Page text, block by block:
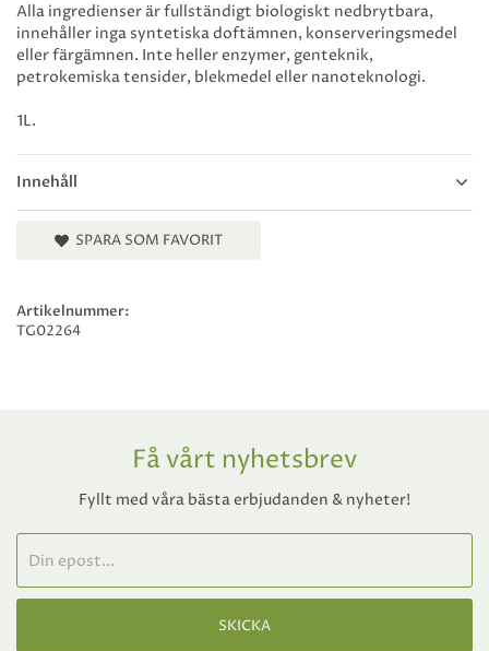
Innehåll
Alla ingredienser är fullständigt biologiskt nedbrytbara,
innehåller inga syntetiska doftämnen, konserveringsmedel
eller färgämnen. Inte heller enzymer, genteknik,
petrokemiska tensider, blekmedel eller nanoteknologi.
1L.
SPARA SOM FAVORIT
Artikelnummer:
TG02264
Få vårt nyhetsbrev
Fyllt med våra bästa erbjudanden & nyheter!
SKICKA